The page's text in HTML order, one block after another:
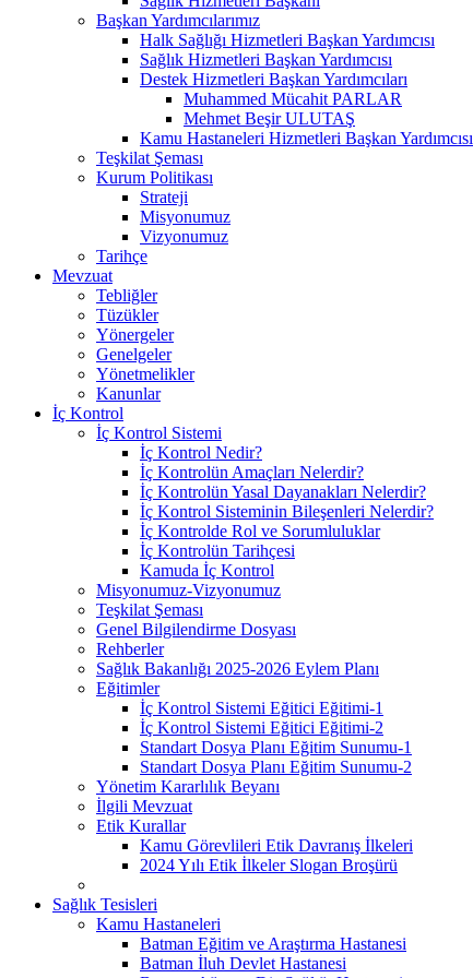
Başkan Yardımcılarımız
Halk Sağlığı Hizmetleri Başkan Yardımcısı
Sağlık Hizmetleri Başkan Yardımcısı
Destek Hizmetleri Başkan Yardımcıları
Muhammed Mücahit PARLAR
Mehmet Beşir ULUTAŞ
Kamu Hastaneleri Hizmetleri Başkan Yardımcısı
Teşkilat Şeması
Kurum Politikası
Strateji
Misyonumuz
Vizyonumuz
Tarihçe
Mevzuat
Tebliğler
Tüzükler
Yönergeler
Genelgeler
Yönetmelikler
Kanunlar
İç Kontrol
İç Kontrol Sistemi
İç Kontrol Nedir?
İç Kontrolün Amaçları Nelerdir?
İç Kontrolün Yasal Dayanakları Nelerdir?
İç Kontrol Sisteminin Bileşenleri Nelerdir?
İç Kontrolde Rol ve Sorumluluklar
İç Kontrolün Tarihçesi
Kamuda İç Kontrol
Misyonumuz-Vizyonumuz
Teşkilat Şeması
Genel Bilgilendirme Dosyası
Rehberler
Sağlık Bakanlığı 2025-2026 Eylem Planı
Eğitimler
İç Kontrol Sistemi Eğitici Eğitimi-1
İç Kontrol Sistemi Eğitici Eğitimi-2
Standart Dosya Planı Eğitim Sunumu-1
Standart Dosya Planı Eğitim Sunumu-2
Yönetim Kararlılık Beyanı
İlgili Mevzuat
Etik Kurallar
Kamu Görevlileri Etik Davranış İlkeleri
2024 Yılı Etik İlkeler Slogan Broşürü
Sağlık Tesisleri
Kamu Hastaneleri
Batman Eğitim ve Araştırma Hastanesi
Batman İluh Devlet Hastanesi